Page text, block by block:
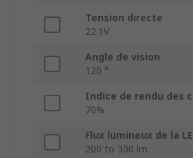
Tension directe
22.1V
Angle de vision
120 °
Indice de rendu des
70%
Flux lumineux de la
200 to 300 lm